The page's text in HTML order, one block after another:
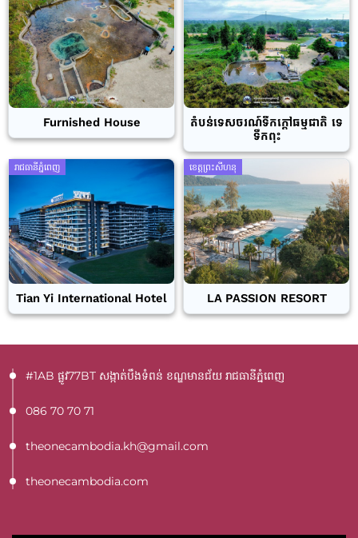
Furnished House
តំបន់ទេសចរណ៍ទឹកក្តៅធម្មជាតិ ទេ
ទឹកពុះ
រាជធានីភ្នំពេញ
Tian Yi International Hotel
ខេត្តព្រះសីហនុ
LA PASSION RESORT
#1AB ផ្លូវ77BT​ សង្កាត់បឹងទំពន់ ខណ្ឌមានជ័យ រាជធានីភ្នំពេញ
086 70 70 71
theonecambodia.kh@gmail.com
theonecambodia.com